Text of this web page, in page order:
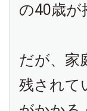
の40歳が
だが、家
残されて